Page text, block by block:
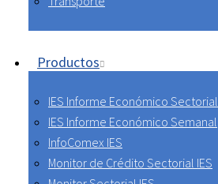
Productos
IES Informe Económico Sectorial
IES Informe Económico Semanal
InfoComex IES
Monitor de Crédito Sectorial IES